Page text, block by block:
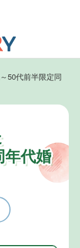
50代前半限定同
年代婚